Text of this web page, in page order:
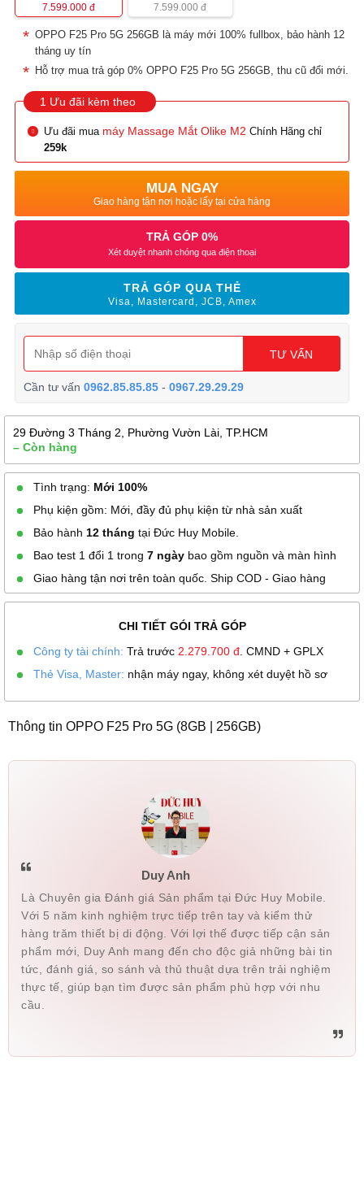
7.599.000 đ
7.599.000 đ
OPPO F25 Pro 5G 256GB là máy mới 100% fullbox, bảo hành 12
tháng uy tín
Hỗ trợ mua trả góp 0% OPPO F25 Pro 5G 256GB, thu cũ đổi mới.
1 Ưu đãi kèm theo
Ưu đãi mua máy Massage Mắt Olike M2 Chính Hãng chỉ
259k
MUA NGAY
Giao hàng tận nơi hoặc lấy tại cửa hàng
TRẢ GÓP 0%
Xét duyệt nhanh chóng qua điện thoại
TRẢ GÓP QUA THẺ
Visa, Mastercard, JCB, Amex
TƯ VẤN
Cần tư vấn0962.85.85.85 -0967.29.29.29
29 Đường 3 Tháng 2, Phường Vườn Lài, TP.HCM
– Còn hàng
Tình trạng: Mới 100%
Phụ kiện gồm: Mới, đầy đủ phụ kiện từ nhà sản xuất
Bảo hành 12 tháng tại Đức Huy Mobile.
Bao test 1 đổi 1 trong 7 ngày bao gồm nguồn và màn hình
Giao hàng tận nơi trên toàn quốc. Ship COD - Giao hàng
CHI TIẾT GÓI TRẢ GÓP
Công ty tài chính: Trả trước 2.279.700 đ . CMND + GPLX
Thẻ Visa, Master: nhận máy ngay, không xét duyệt hồ sơ
Thông tin OPPO F25 Pro 5G (8GB | 256GB)
Duy Anh
Là Chuyên gia Đánh giá Sản phẩm tại Đức Huy Mobile.
Với 5 năm kinh nghiệm trực tiếp trên tay và kiểm thử
hàng trăm thiết bị di động. Với lợi thế được tiếp cận sản
phẩm mới, Duy Anh mang đến cho độc giả những bài tin
tức, đánh giá, so sánh và thủ thuật dựa trên trải nghiệm
thực tế, giúp bạn tìm được sản phẩm phù hợp với nhu
cầu.